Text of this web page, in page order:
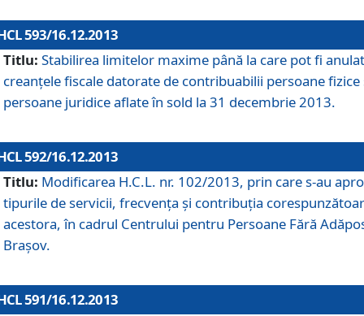
593/16.12.2013
Titlu: Stabilirea limitelor maxime până la care pot fi
creanţele fiscale datorate de contribuabilii persoane fizice
persoane juridice aflate în sold la 31 decembrie 2013.
592/16.12.2013
Titlu: Modificarea H.C.L. nr. 102/2013, prin care s-au
tipurile de servicii, frecvenţa şi contribuţia
acestora, în cadrul Centrului pentru Persoane Fără
Braşov.
591/16.12.2013